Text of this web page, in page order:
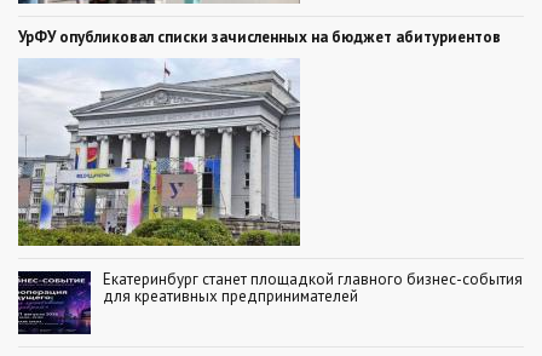
УрФУ опубликовал списки зачисленных на бюджет абитуриентов
Екатеринбург станет площадкой главного бизнес-события
для креативных предпринимателей